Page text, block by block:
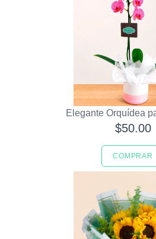
Elegante Orquídea
$50.00
COMPRAR